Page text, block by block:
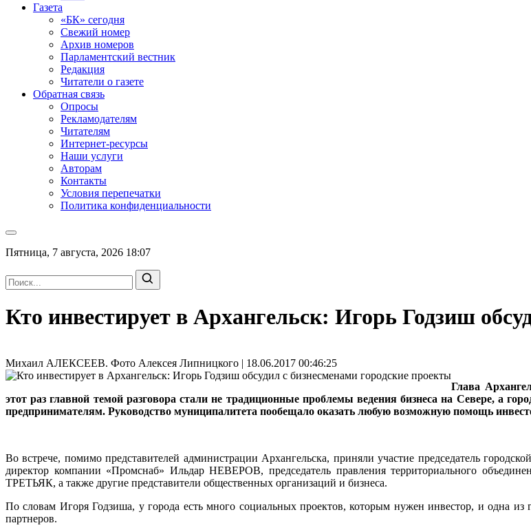
Газета
«БК» сегодня
Свежий номер
Архив номеров
Парламентский вестник
Редакция
Читатели о газете
Обратная связь
Опросы
Рекламодателям
Читателям
Интернет-ресурсы
Наши услуги
Авторам
Контакты
Условия перепечатки
Политика конфиденциальности
Пятница, 7 августа, 2026 18:07
Кто инвестирует в Архангельск: Игорь Годзиш
Михаил АЛЕКСЕЕВ. Фото Алексея Липницкого | 18.06.2017 00:46:25
Глава
этот раз главной темой разговора стали не традиционные проблемы ведения бизнеса на Севере, а
предпринимателям. Руководство муниципалитета пообещало оказать любую возможную помощь
Во встрече, помимо представителей администрации Архангельска, приняли участие председатель
директор компании «Промснаб» Ильдар НЕВЕРОВ, председатель правления территориального
ТРЕТЬЯК, а также другие представители общественных организаций и бизнеса.
По словам Игоря Годзиша, у города есть много социальных проектов, которым нужен инвестор, и одна
партнеров.